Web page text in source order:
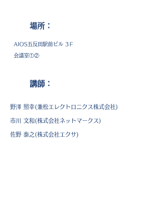
​場所：
AIOS五反田駅前ビル 3Ｆ
会議室①②
講師：
野澤 照幸(兼松エレクトロニクス株式会社)
市川 文和(株式会社ネットマークス)
佐野 泰之(株式会社エクサ)